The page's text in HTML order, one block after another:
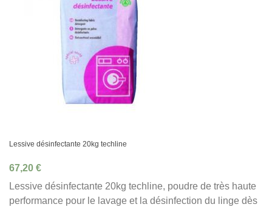
Lessive désinfectante 20kg techline
67,20 €
Lessive désinfectante 20kg techline, poudre de très haute
performance pour le lavage et la désinfection du linge dès